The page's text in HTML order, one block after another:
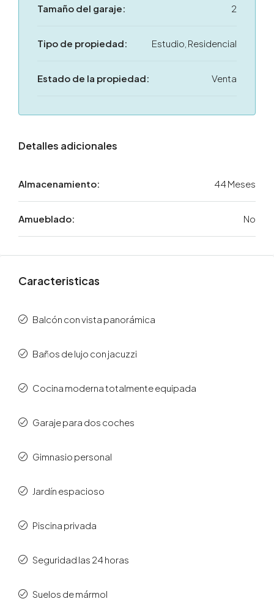
Tamaño del garaje: 2
Tipo de propiedad: Estudio, Residencial
Estado de la propiedad: Venta
Detalles adicionales
Almacenamiento: 44 Meses
Amueblado: No
Caracteristicas
Balcón con vista panorámica
Baños de lujo con jacuzzi
Cocina moderna totalmente equipada
Garaje para dos coches
Gimnasio personal
Jardín espacioso
Piscina privada
Seguridad las 24 horas
Suelos de mármol